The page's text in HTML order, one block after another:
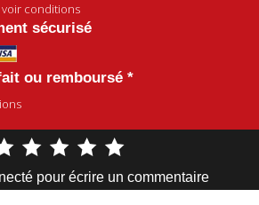
conditions
sécurisé
ou remboursé *
pour écrire un commentaire